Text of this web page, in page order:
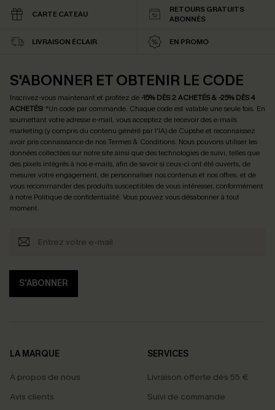
CARTE CATEAU
RETOURS GRATUITS
ABONNÉS
LIVRAISON ÉCLAIR EN PROMO
S'ABONNER ET OBTENIR LE CODE
Inscrivez-vous maintenant et profitez de -15% DÈS 2 ACHETÉS & -25% DÈS 4
ACHETÉS! *Un code par commande. Chaque code est valable une seule fois. En
soumettant votre adresse e-mail, vous acceptez de recevoir des e-mails
marketing (y compris du contenu généré par l'IA) de Cupshe et reconnaissez
avoir pris connaissance de nosTermes & Conditions. Nous pouvons utiliser les
données collectées sur notre site ainsi que des technologies de suivi, telles que
des pixels intégrés à nos e-mails, afin de savoir si ceux-ci ont été ouverts, de
mesurer votre engagement, de personnaliser nos contenus et nos offres, et de
vous recommander des produits susceptibles de vous intéresser, conformément
à notre Politique de confidentialité. Vous pouvez vous désabonner à tout
moment.
S'ABONNER
LA MARQUE
À propos de nous
Avis clients
SERVICES
Livraison offerte dès 55 €
Suivi de commande